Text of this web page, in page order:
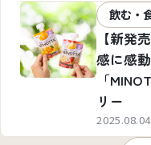
飲む・
【新発
感に感
「
リー
2025.08.04